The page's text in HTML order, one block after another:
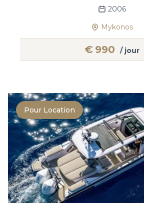
2006
Mykonos
€ 990 / jour
Pour Location